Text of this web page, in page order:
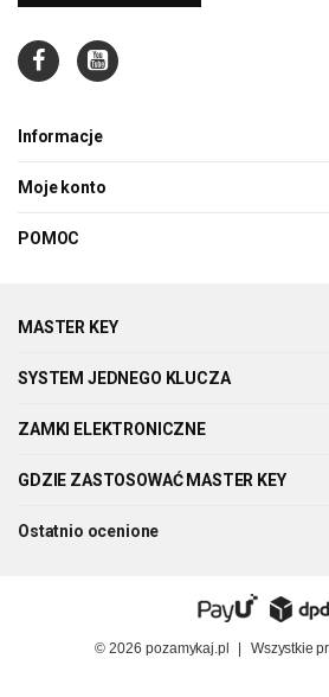
Informacje
Moje konto
POMOC
MASTER KEY
SYSTEM JEDNEGO KLUCZA
ZAMKI ELEKTRONICZNE
GDZIE ZASTOSOWAĆ MASTER KEY
Ostatnio ocenione
© 2026 pozamykaj.pl Wszystkie